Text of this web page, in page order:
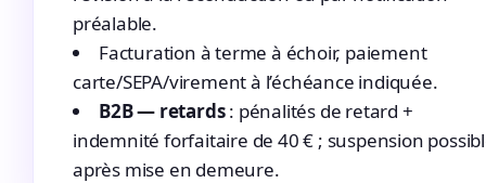
préalable.
Facturation à terme à échoir, paiement
carte/SEPA/virement à l’échéance indiquée.
B2B — retards: pénalités de retard +
indemnité forfaitaire de 40 € ; suspension
après mise en demeure.